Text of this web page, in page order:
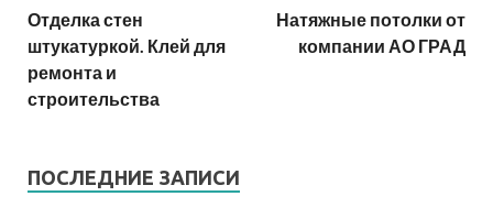
Отделка стен
штукатуркой. Клей для
ремонта и
строительства
Натяжные потолки от
компании АО ГРАД
ПОСЛЕДНИЕ ЗАПИСИ